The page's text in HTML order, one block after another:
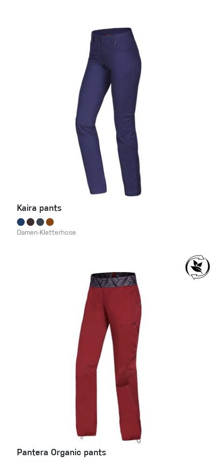
Kaira pants
Damen-Kletterhose
Pantera Organic pants